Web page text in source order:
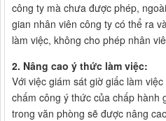
công ty mà chưa được phép,
gian nhân viên công ty có thể ra
làm việc, không cho phép nhân
2. Nâng cao ý thức làm việc:
Với việc giám sát giờ giấc làm
chấm công ý thức của chấp hành
trong văn phòng sẽ được nâng